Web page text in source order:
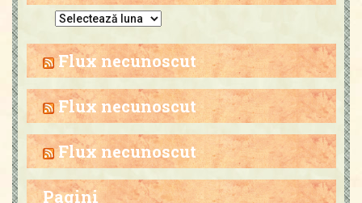
h
i
a
C
o
m
Flux necunoscut
Flux necunoscut
Flux necunoscut
Pagini